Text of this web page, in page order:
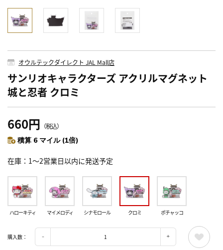
オウルテックダイレクト JAL Mall店
サンリオキャラクターズ アクリルマグネット
城と忍者 クロミ
660円 （税込）
積算 6 マイル (1倍)
在庫 1～2営業日以内に発送予定
ハローキティ マイメロディ シナモロール クロミ ポチャッコ
購入数：